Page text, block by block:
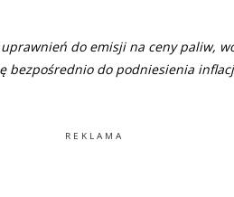
uprawnień do emisji na ceny paliw,
bezpośrednio do podniesienia
REKLAMA